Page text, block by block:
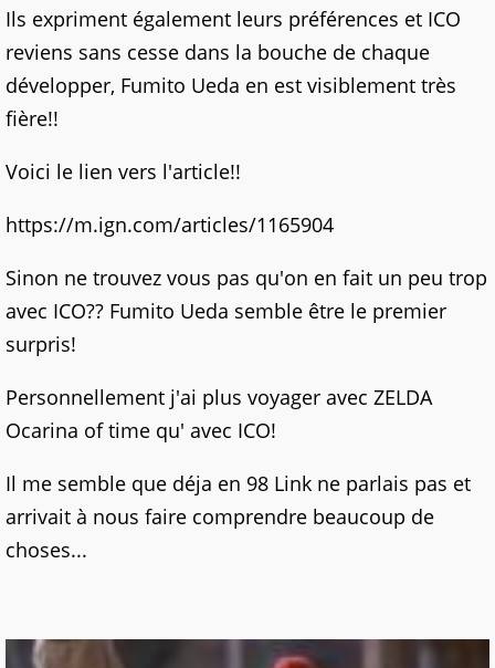
Ils expriment également leurs préférences et ICO
reviens sans cesse dans la bouche de chaque
développer, Fumito Ueda en est visiblement très
fière!!
Voici le lien vers l'article!!
https://m.ign.com/articles/1165904
Sinon ne trouvez vous pas qu'on en fait un peu trop
avec ICO?? Fumito Ueda semble être le premier
surpris!
Personnellement j'ai plus voyager avec ZELDA
Ocarina of time qu' avec ICO!
Il me semble que déja en 98 Link ne parlais pas et
arrivait à nous faire comprendre beaucoup de
choses...